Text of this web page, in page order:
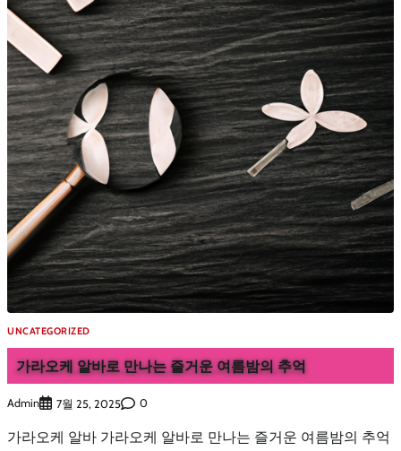
UNCATEGORIZED
가라오케 알바로 만나는 즐거운 여름밤의 추억
Admin 7월 25, 2025 0
가라오케 알바 가라오케 알바로 만나는 즐거운 여름밤의 추억